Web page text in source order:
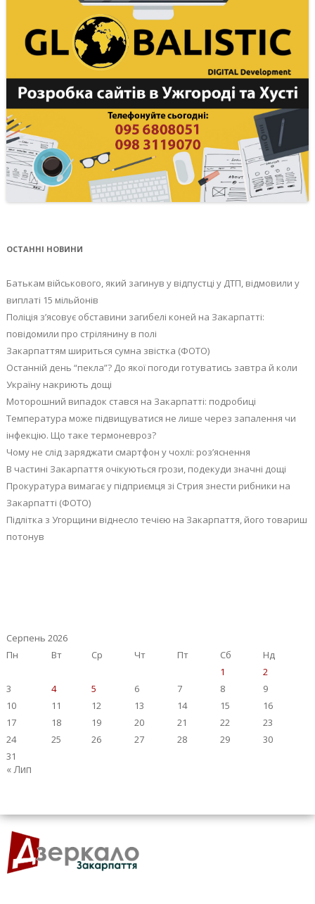
ОСТАННІ НОВИНИ
Батькам військового, який загинув у відпустці у ДТП, відмовили у
виплаті 15 мільйонів
Поліція з’ясовує обставини загибелі коней на Закарпатті:
повідомили про стрілянину в полі
Закарпаттям шириться сумна звістка (ФОТО)
Останній день “пекла”? До якої погоди готуватись завтра й коли
Україну накриють дощі
Моторошний випадок стався на Закарпатті: подробиці
Температура може підвищуватися не лише через запалення чи
інфекцію. Що таке термоневроз?
Чому не слід заряджати смартфон у чохлі: роз’яснення
В частині Закарпаття очікуються грози, подекуди значні дощі
Прокуратура вимагає у підприємця зі Стрия знести рибники на
Закарпатті (ФОТО)
Підлітка з Угорщини віднесло течією на Закарпаття, його товариш
потонув
Серпень 2026
Пн
Вт Ср Чт Пт Сб
Нд
1
2
3
4 5 6 7 8
9
10
11 12 13 14 15
16
17
18 19 20 21 22
23
24
25 26 27 28 29
30
31
« Лип